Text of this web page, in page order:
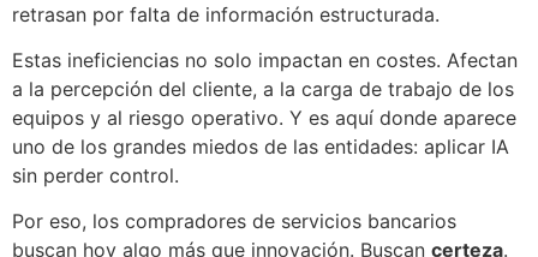
retrasan por falta de información estructurada.
Estas ineficiencias no solo impactan en costes. Afectan
a la percepción del cliente, a la carga de trabajo de los
equipos y al riesgo operativo. Y es aquí donde aparece
uno de los grandes miedos de las entidades: aplicar IA
sin perder control.
Por eso, los compradores de servicios bancarios
buscan hoy algo más que innovación. Buscan certeza.